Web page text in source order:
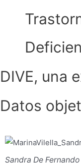
DIVE, una
Datos
Sandra De Fernando